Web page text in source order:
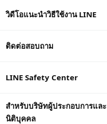
วิดีโอแนะนำวิธีใช้งาน LINE
ติดต่อสอบถาม
LINE Safety Center
สำหรับบริษัทผู้ประกอบการและ
นิติบุคคล